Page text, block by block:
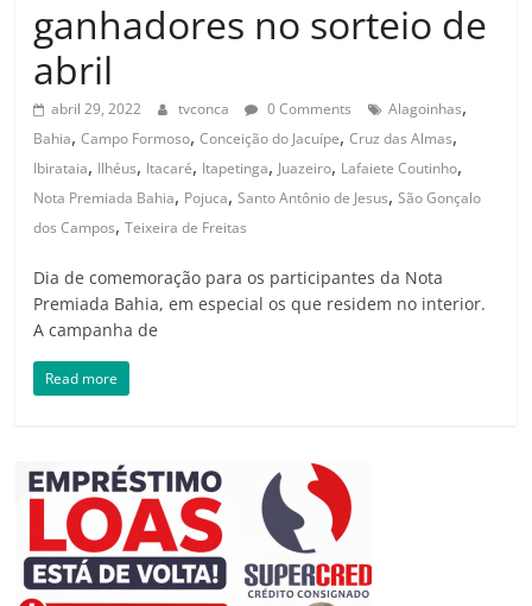
ganhadores no sorteio de
abril
abril 29, 2022 tvconca 0 Comments Alagoinhas,
Bahia,Campo Formoso,Conceição do Jacuípe,Cruz das Almas,
Ibirataia, Ilhéus, Itacaré, Itapetinga, Juazeiro, Lafaiete Coutinho,
Nota Premiada Bahia, Pojuca,Santo Antônio de Jesus,São Gonçalo
dos Campos,Teixeira de Freitas
Dia de comemoração para os participantes da Nota
Premiada Bahia, em especial os que residem no interior.
A campanha de
Read more